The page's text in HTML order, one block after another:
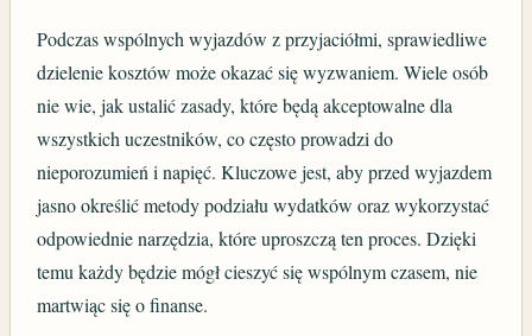
Podczas wspólnych wyjazdów z przyjaciółmi, sprawiedliwe
dzielenie kosztów może okazać się wyzwaniem. Wiele osób
nie wie, jak ustalić zasady, które będą akceptowalne dla
wszystkich uczestników, co często prowadzi do
nieporozumień i napięć. Kluczowe jest, aby przed wyjazdem
jasno określić metody podziału wydatków oraz wykorzystać
odpowiednie narzędzia, które uproszczą ten proces. Dzięki
temu każdy będzie mógł cieszyć się wspólnym czasem, nie
martwiąc się o finanse.